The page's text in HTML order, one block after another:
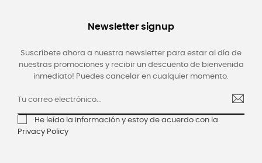
Newsletter signup
Suscríbete ahora a nuestra newsletter para estar al día de
nuestras promociones y recibir un descuento de bienvenida
inmediato! Puedes cancelar en cualquier momento.
He leído la información y estoy de acuerdo con la
Privacy Policy